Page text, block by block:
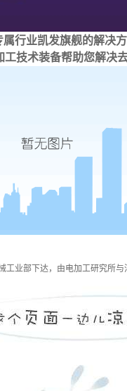
属行业凯发旗舰的解决
工技术装备帮助您解决
工业部下达，由电加工研究所